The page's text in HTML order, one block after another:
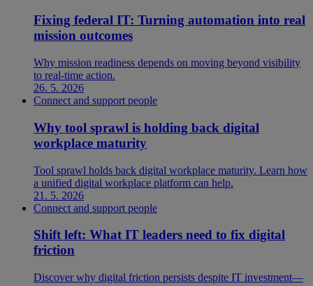
Fixing federal IT: Turning automation into real
mission outcomes
Why mission readiness depends on moving beyond visibility
to real-time action.
26. 5. 2026
Connect and support people
Why tool sprawl is holding back digital
workplace maturity
Tool sprawl holds back digital workplace maturity. Learn how
a unified digital workplace platform can help.
21. 5. 2026
Connect and support people
Shift left: What IT leaders need to fix digital
friction
Discover why digital friction persists despite IT investment—